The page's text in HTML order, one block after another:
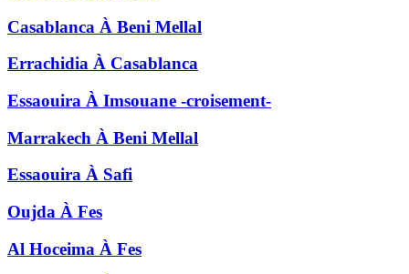
Casablanca À Beni Mellal
Errachidia À Casablanca
Essaouira À Imsouane -croisement-
Marrakech À Beni Mellal
Essaouira À Safi
Oujda À Fes
Al Hoceima À Fes